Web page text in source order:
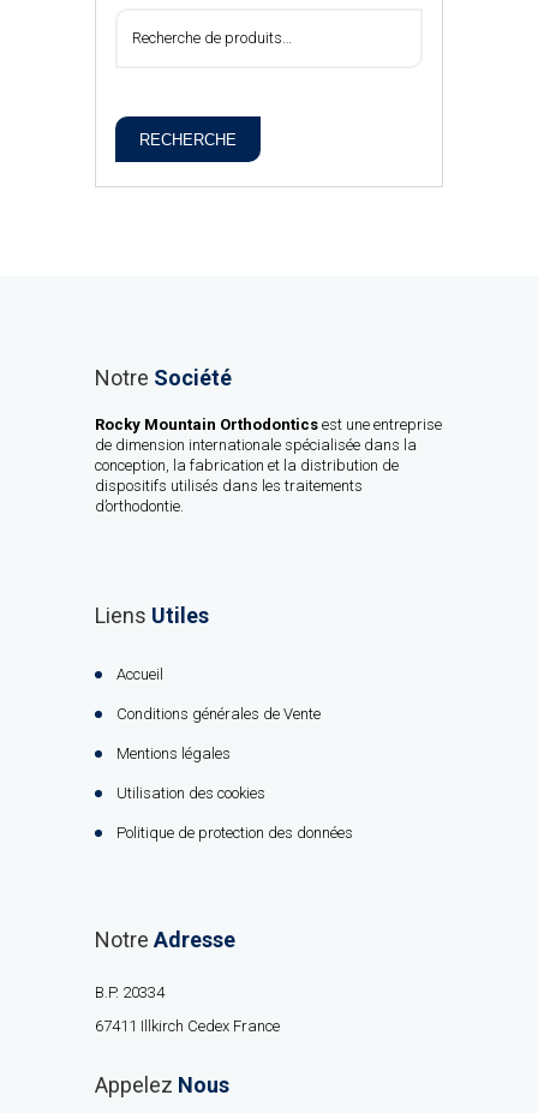
RECHERCHE
Notre Société
Rocky Mountain Orthodontics est une entreprise
de dimension internationale spécialisée dans la
conception, la fabrication et la distribution de
dispositifs utilisés dans les traitements
d’orthodontie.
Liens Utiles
Accueil
Conditions générales de Vente
Mentions légales
Utilisation des cookies
Politique de protection des données
Notre Adresse
B.P. 20334
67411 Illkirch Cedex France
Appelez Nous